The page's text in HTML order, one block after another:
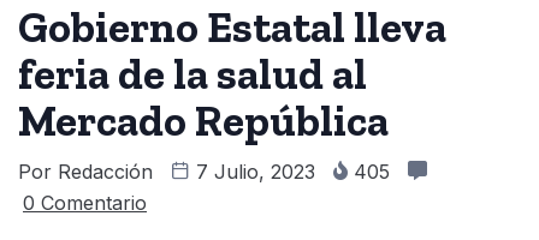
Gobierno Estatal lleva
feria de la salud al
Mercado República
Por Redacción 7 Julio, 2023
405
0 Comentario